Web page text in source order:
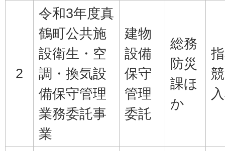
2
令和3年度真
鶴町公共施
設衛生・空
調・換気設
備保守管理
業務委託事
業
建物
設備
保守
管理
委託
総務
防災
課ほ
か